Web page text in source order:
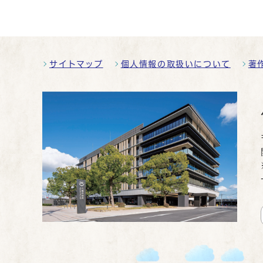
サイトマップ 個人情報の取扱いについて 著